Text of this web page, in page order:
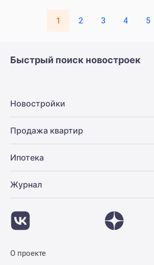
1 2 3 4 5
Быстрый поиск новостроек
Новостройки
Продажа квартир
Ипотека
Журнал
О проекте